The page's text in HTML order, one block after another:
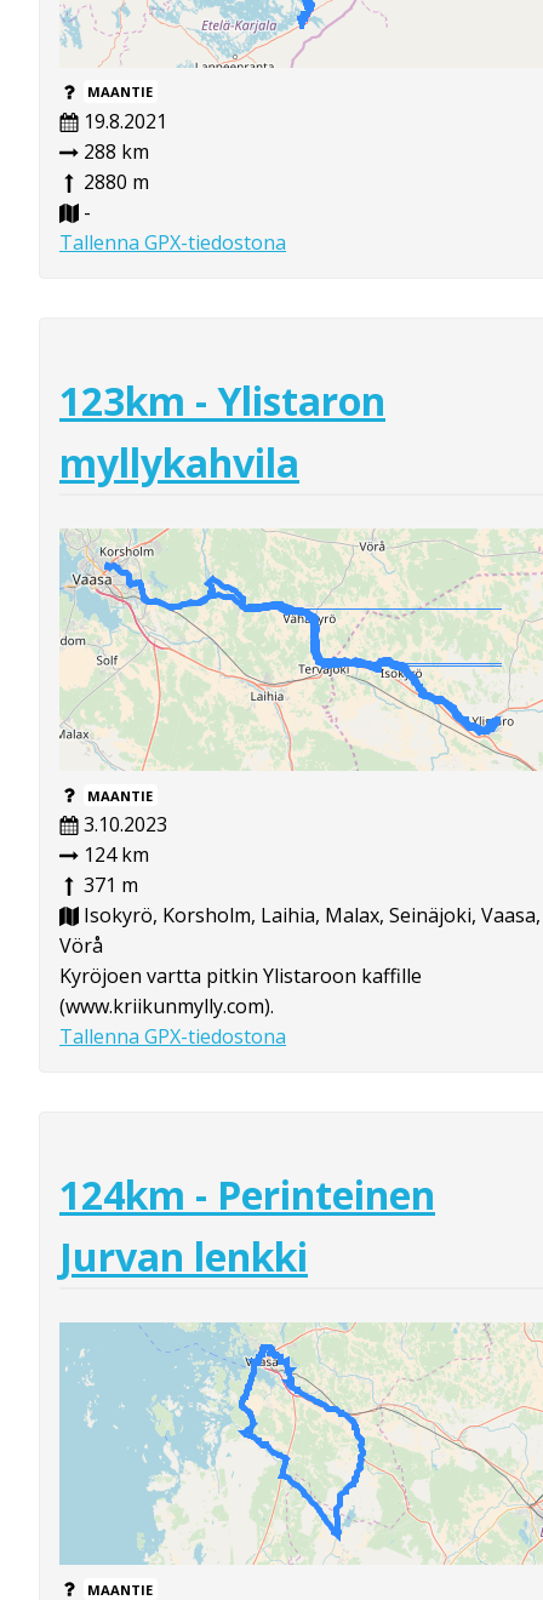
MAANTIE
19.8.2021
288 km
2880 m
-
Tallenna GPX-tiedostona
123km - Ylistaron
myllykahvila
MAANTIE
3.10.2023
124 km
371 m
Isokyrö, Korsholm, Laihia, Malax, Seinäjoki, Vaasa,
Vörå
Kyröjoen vartta pitkin Ylistaroon kaffille
(www.kriikunmylly.com).
Tallenna GPX-tiedostona
124km - Perinteinen
Jurvan lenkki
MAANTIE